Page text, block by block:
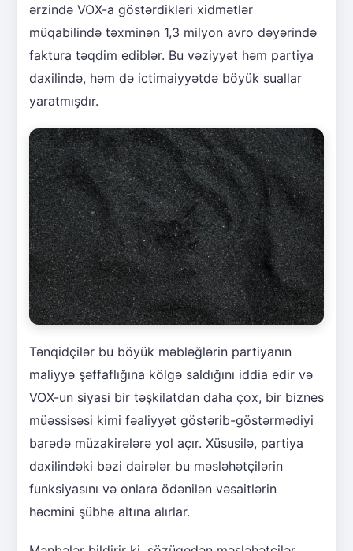
ərzində VOX-a göstərdikləri xidmətlər
müqabilində təxminən 1,3 milyon avro dəyərində
faktura təqdim ediblər. Bu vəziyyət həm partiya
daxilində, həm də ictimaiyyətdə böyük suallar
yaratmışdır.
Tənqidçilər bu böyük məbləğlərin partiyanın
maliyyə şəffaflığına kölgə saldığını iddia edir və
VOX-un siyasi bir təşkilatdan daha çox, bir biznes
müəssisəsi kimi fəaliyyət göstərib-göstərmədiyi
barədə müzakirələrə yol açır. Xüsusilə, partiya
daxilindəki bəzi dairələr bu məsləhətçilərin
funksiyasını və onlara ödənilən vəsaitlərin
həcmini şübhə altına alırlar.